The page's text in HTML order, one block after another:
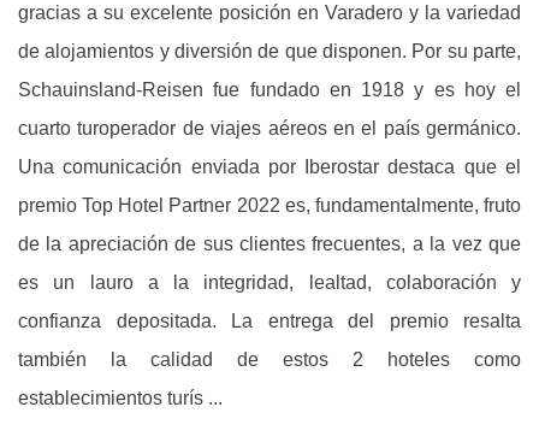
gracias a su excelente posición en Varadero y la variedad
de alojamientos y diversión de que disponen. Por su parte,
Schauinsland-Reisen fue fundado en 1918 y es hoy el
cuarto turoperador de viajes aéreos en el país germánico.
Una comunicación enviada por Iberostar destaca que el
premio Top Hotel Partner 2022 es, fundamentalmente, fruto
de la apreciación de sus clientes frecuentes, a la vez que
es un lauro a la integridad, lealtad, colaboración y
confianza depositada. La entrega del premio resalta
también la calidad de estos 2 hoteles como
establecimientos turís ...